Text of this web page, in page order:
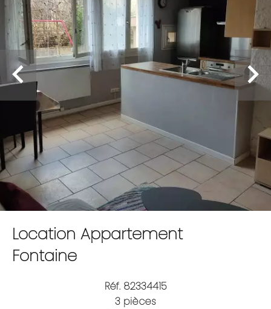
Location Appartement
Fontaine
Réf. 82334415
3 pièces